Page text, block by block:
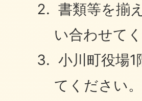
書類等を揃
い合わせてく
小川町役場
てください。